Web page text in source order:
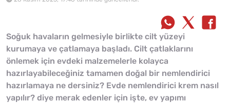
Soğuk havaların gelmesiyle birlikte cilt yüzeyi
kurumaya ve çatlamaya başladı. Cilt çatlaklarını
önlemek için evdeki malzemelerle kolayca
hazırlayabileceğiniz tamamen doğal bir nemlendirici
hazırlamaya ne dersiniz? Evde nemlendirici krem nasıl
yapılır? diye merak edenler için işte, ev yapımı